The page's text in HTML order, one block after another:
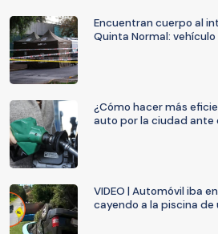
Encuentran cuerpo al
Quinta Normal:
¿Cómo hacer más
auto por la ciudad ante
VIDEO | Automóvil iba
cayendo a la piscina de